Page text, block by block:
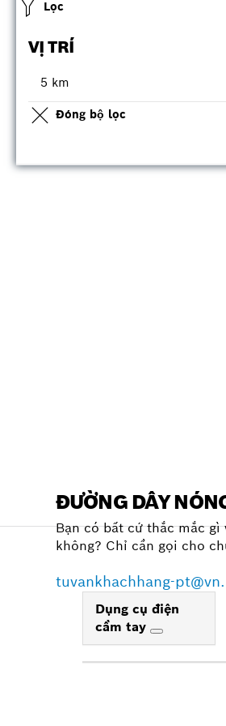
Lọc
VỊ TRÍ
5 km
5 kmĐóng bộ lọc
ĐƯỜNG DÂY
Bạn có bất cứ thắc mắc gì
không? Chỉ cần gọi cho
tuvankhachhang-
Dụng cụ điện
cầm tay